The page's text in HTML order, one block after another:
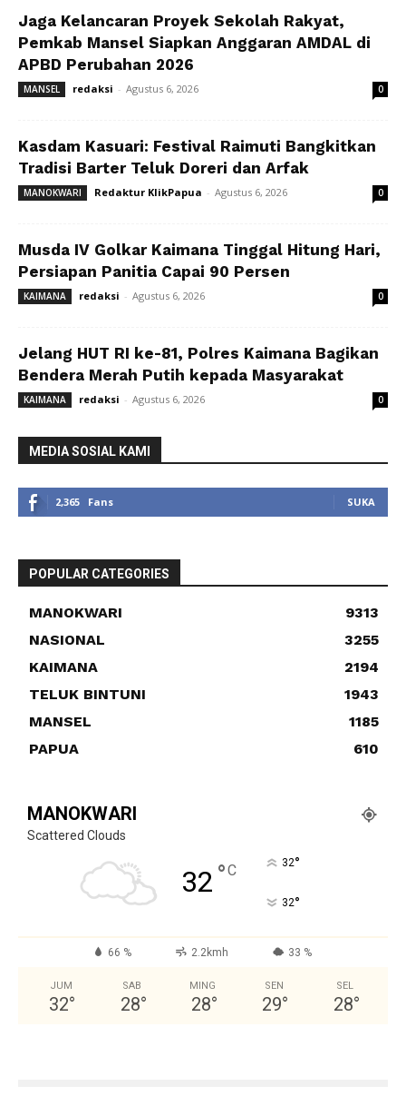
Jaga Kelancaran Proyek Sekolah Rakyat,
Pemkab Mansel Siapkan Anggaran AMDAL di
APBD Perubahan 2026
MANSEL redaksi - Agustus 6, 2026 0
Kasdam Kasuari: Festival Raimuti Bangkitkan
Tradisi Barter Teluk Doreri dan Arfak
MANOKWARI Redaktur KlikPapua - Agustus 6, 2026 0
Musda IV Golkar Kaimana Tinggal Hitung Hari,
Persiapan Panitia Capai 90 Persen
KAIMANA redaksi - Agustus 6, 2026 0
Jelang HUT RI ke-81, Polres Kaimana Bagikan
Bendera Merah Putih kepada Masyarakat
KAIMANA redaksi - Agustus 6, 2026 0
MEDIA SOSIAL KAMI
2,365 Fans SUKA
POPULAR CATEGORIES
MANOKWARI
9313
NASIONAL
3255
KAIMANA
2194
TELUK BINTUNI
1943
MANSEL
1185
PAPUA
610
MANOKWARI
Scattered Clouds
32 °C 32°
32°
66 % 2.2kmh 33 %
JUM
32°
SAB
28°
MING
28°
SEN
29°
SEL
28°